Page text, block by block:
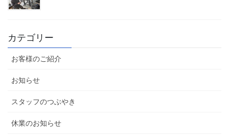
カテゴリー
お客様のご紹介
お知らせ
スタッフのつぶやき
休業のお知らせ